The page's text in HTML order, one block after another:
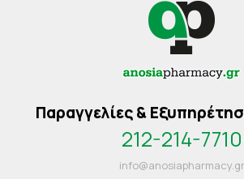
Παραγγελίες &
212-214-7710
info@anosiapharmacy.gr